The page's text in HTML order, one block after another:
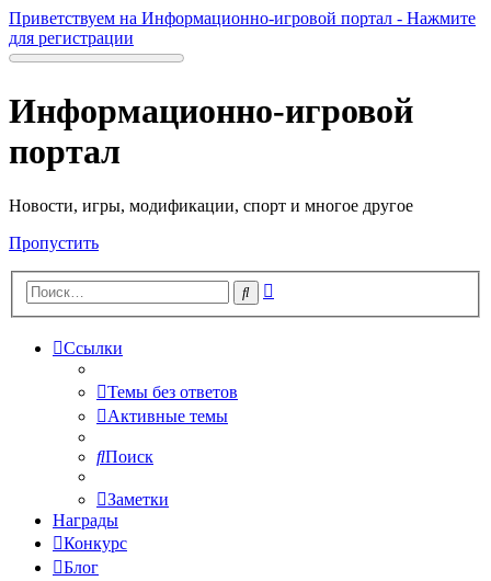
Приветствуем на Информационно-игровой портал - Нажмите
для регистрации
Информационно-игровой
портал
Новости, игры, модификации, спорт и многое другое
Пропустить
Поиск
Ссылки
Темы без ответов
Активные темы
Поиск
Заметки
Награды
Конкурс
Блог